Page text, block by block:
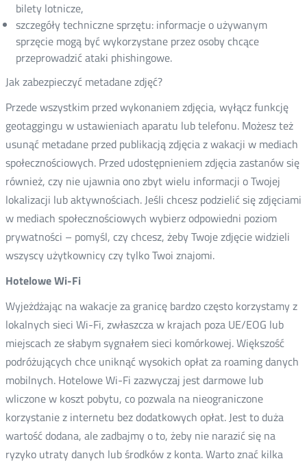
bilety lotnicze,
szczegóły techniczne sprzętu: informacje o używanym
sprzęcie mogą być wykorzystane przez osoby chcące
przeprowadzić ataki phishingowe.
Jak zabezpieczyć metadane zdjęć?
Przede wszystkim przed wykonaniem zdjęcia, wyłącz funkcję
geotaggingu w ustawieniach aparatu lub telefonu. Możesz też
usunąć metadane przed publikacją zdjęcia z wakacji w mediach
społecznościowych. Przed udostępnieniem zdjęcia zastanów się
również, czy nie ujawnia ono zbyt wielu informacji o Twojej
lokalizacji lub aktywnościach. Jeśli chcesz podzielić się zdjęciami
w mediach społecznościowych wybierz odpowiedni poziom
prywatności – pomyśl, czy chcesz, żeby Twoje zdjęcie widzieli
wszyscy użytkownicy czy tylko Twoi znajomi.
Hotelowe Wi-Fi
Wyjeżdżając na wakacje za granicę bardzo często korzystamy z
lokalnych sieci Wi-Fi, zwłaszcza w krajach poza UE/EOG lub
miejscach ze słabym sygnałem sieci komórkowej. Większość
podróżujących chce uniknąć wysokich opłat za roaming danych
mobilnych. Hotelowe Wi-Fi zazwyczaj jest darmowe lub
wliczone w koszt pobytu, co pozwala na nieograniczone
korzystanie z internetu bez dodatkowych opłat. Jest to duża
wartość dodana, ale zadbajmy o to, żeby nie narazić się na
ryzyko utraty danych lub środków z konta. Warto znać kilka